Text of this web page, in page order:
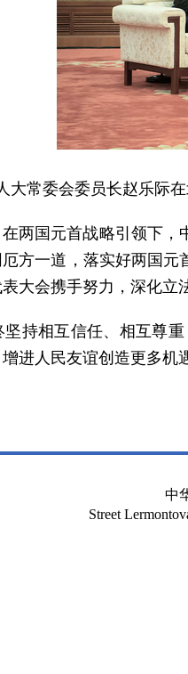
大常委会委员长赵乐际
两国元首战略引领下
方一道，落实好两国
大会携手努力，深化
持相互信任、相互尊
进人民友谊创造更多机
中
Street